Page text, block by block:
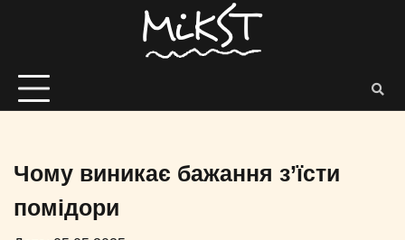
Чому виникає бажання з’їсти
помідори